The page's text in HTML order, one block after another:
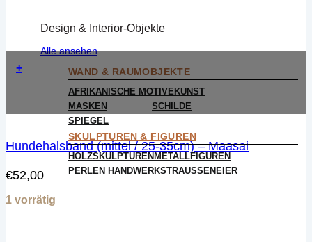
Design & Interior-Objekte
Alle ansehen
WAND & RAUMOBJEKTE
AFRIKANISCHE MOTIVEKUNST
MASKEN
SCHILDE
SPIEGEL
SKULPTUREN & FIGUREN
HOLZSKULPTURENMETALLFIGUREN
PERLEN HANDWERKSTRAUSSENEIER
+
Hundehalsband (mittel / 25-35cm) – Maasai
€52,00
1 vorrätig